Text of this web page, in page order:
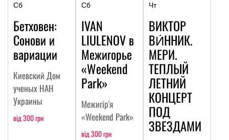
Сб
Бетховен:
Сонови и
вариации
Киевский Дом
ученых НАН
Украины
від 300 грн
Сб
IVAN
LIULENOV в
Межигорье
«Weekend
Park»
Межигір'я
«Weekend Park»
від 300 грн
Чт
ВИКТОР
ВИ́ННИК.
МЕРИ.
ТЕПЛЫЙ
ЛЕТНИЙ
КОНЦЕРТ
ПОД
ЗВЕЗДАМИ